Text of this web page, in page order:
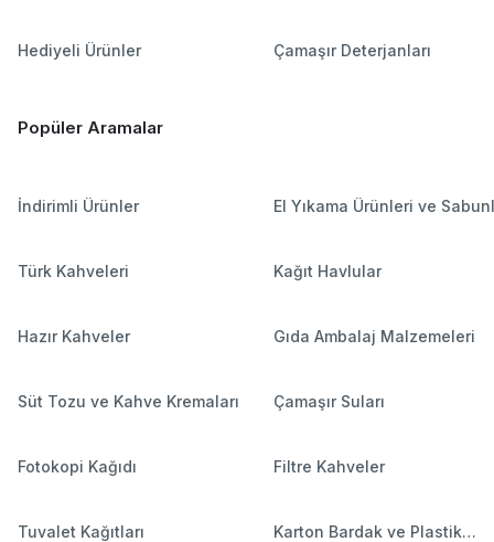
Hediyeli Ürünler Çamaşır Deterjanları
Popüler Aramalar
İndirimli Ürünler El Yıkama Ürünleri ve
Türk Kahveleri Kağıt Havlular
Hazır Kahveler Gıda Ambalaj Malzemeleri
Süt Tozu ve Kahve Kremaları Çamaşır Suları
Fotokopi Kağıdı Filtre Kahveler
Tuvalet Kağıtları
Karton Bardak ve Plastik